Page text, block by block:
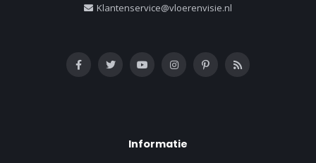
Klantenservice@vloerenvisie.nl
Informatie